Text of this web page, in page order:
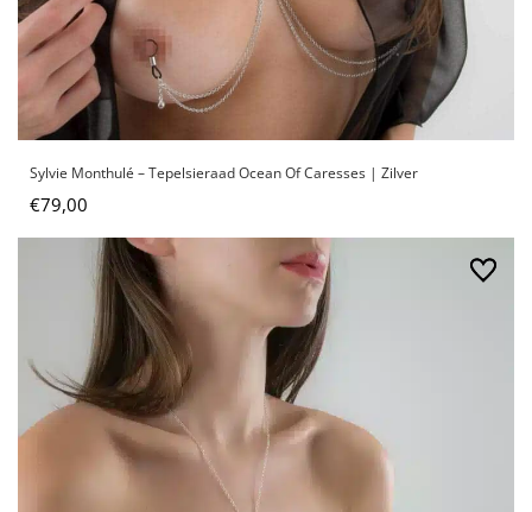
Sylvie Monthulé – Tepelsieraad Ocean Of Caresses | Zilver
€79,00